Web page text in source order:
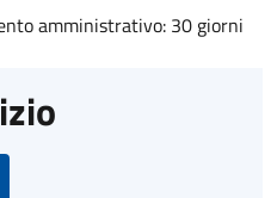
amministrativo: 30 giorni